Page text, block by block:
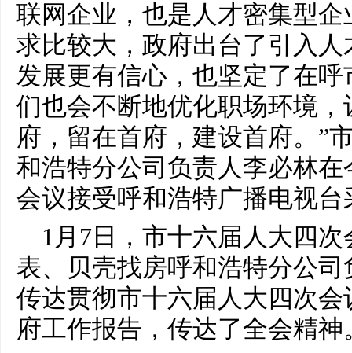
联网企业，也是人才密集型
求比较大，政府出台了引入
发展更有信心，也坚定了在
们也会不断地优化职场环境
府，留在首府，建设首府。”
和浩特分公司负责人李必林
会议接受呼和浩特广播电视台
1月7日，市十六届人大四
表、贝壳找房呼和浩特分公
传达贯彻市十六届人大四次
府工作报告，传达了全会精神